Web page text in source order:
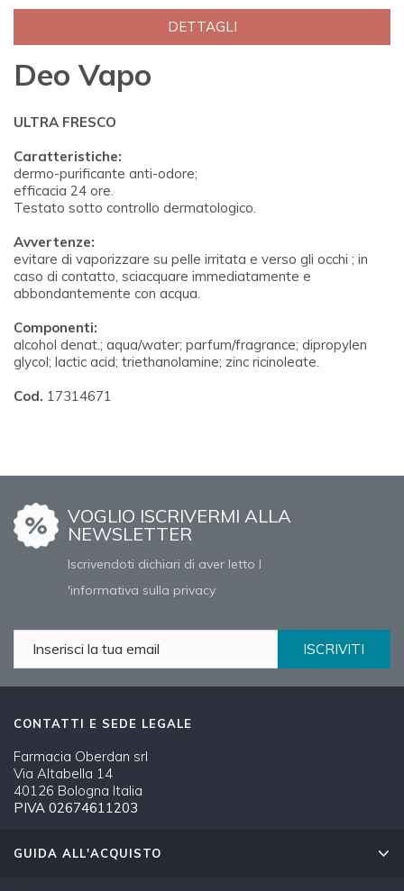
DETTAGLI
Deo Vapo
ULTRA FRESCO
Caratteristiche:
dermo-purificante anti-odore;
efficacia 24 ore.
Testato sotto controllo dermatologico.
Avvertenze:
evitare di vaporizzare su pelle irritata e verso gli occhi ; in
caso di contatto, sciacquare immediatamente e
abbondantemente con acqua.
Componenti:
alcohol denat.; aqua/water; parfum/fragrance; dipropylen
glycol; lactic acid; triethanolamine; zinc ricinoleate.
Cod. 17314671
VOGLIO ISCRIVERMI ALLA
NEWSLETTER
Iscrivendoti dichiari di aver letto l
'informativa sulla privacy
ISCRIVITI
CONTATTI E SEDE LEGALE
Farmacia Oberdan srl
Via Altabella 14
40126 Bologna Italia
PIVA 02674611203
GUIDA ALL'ACQUISTO